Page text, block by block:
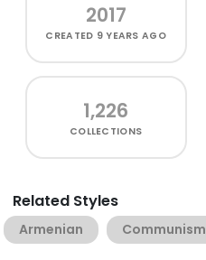
2017
CREATED 9 YEARS AGO
1,226
COLLECTIONS
Related Styles
Armenian Communism